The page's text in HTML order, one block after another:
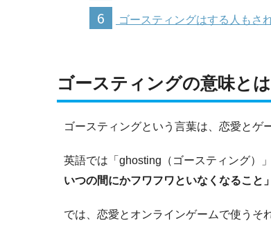
6 ゴースティングはする人もさ
ゴースティングの意味とは
ゴースティングという言葉は、恋愛とゲ
英語では「ghosting（ゴースティング）
いつの間にかフワフワといなくなること」
では、恋愛とオンラインゲームで使うそ